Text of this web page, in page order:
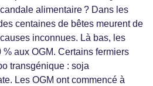
alimentaire ? Dans les
centaines de bêtes meurent de
inconnues. Là bas, les
aux OGM. Certains fermiers
transgénique : soja
Les OGM ont commencé à